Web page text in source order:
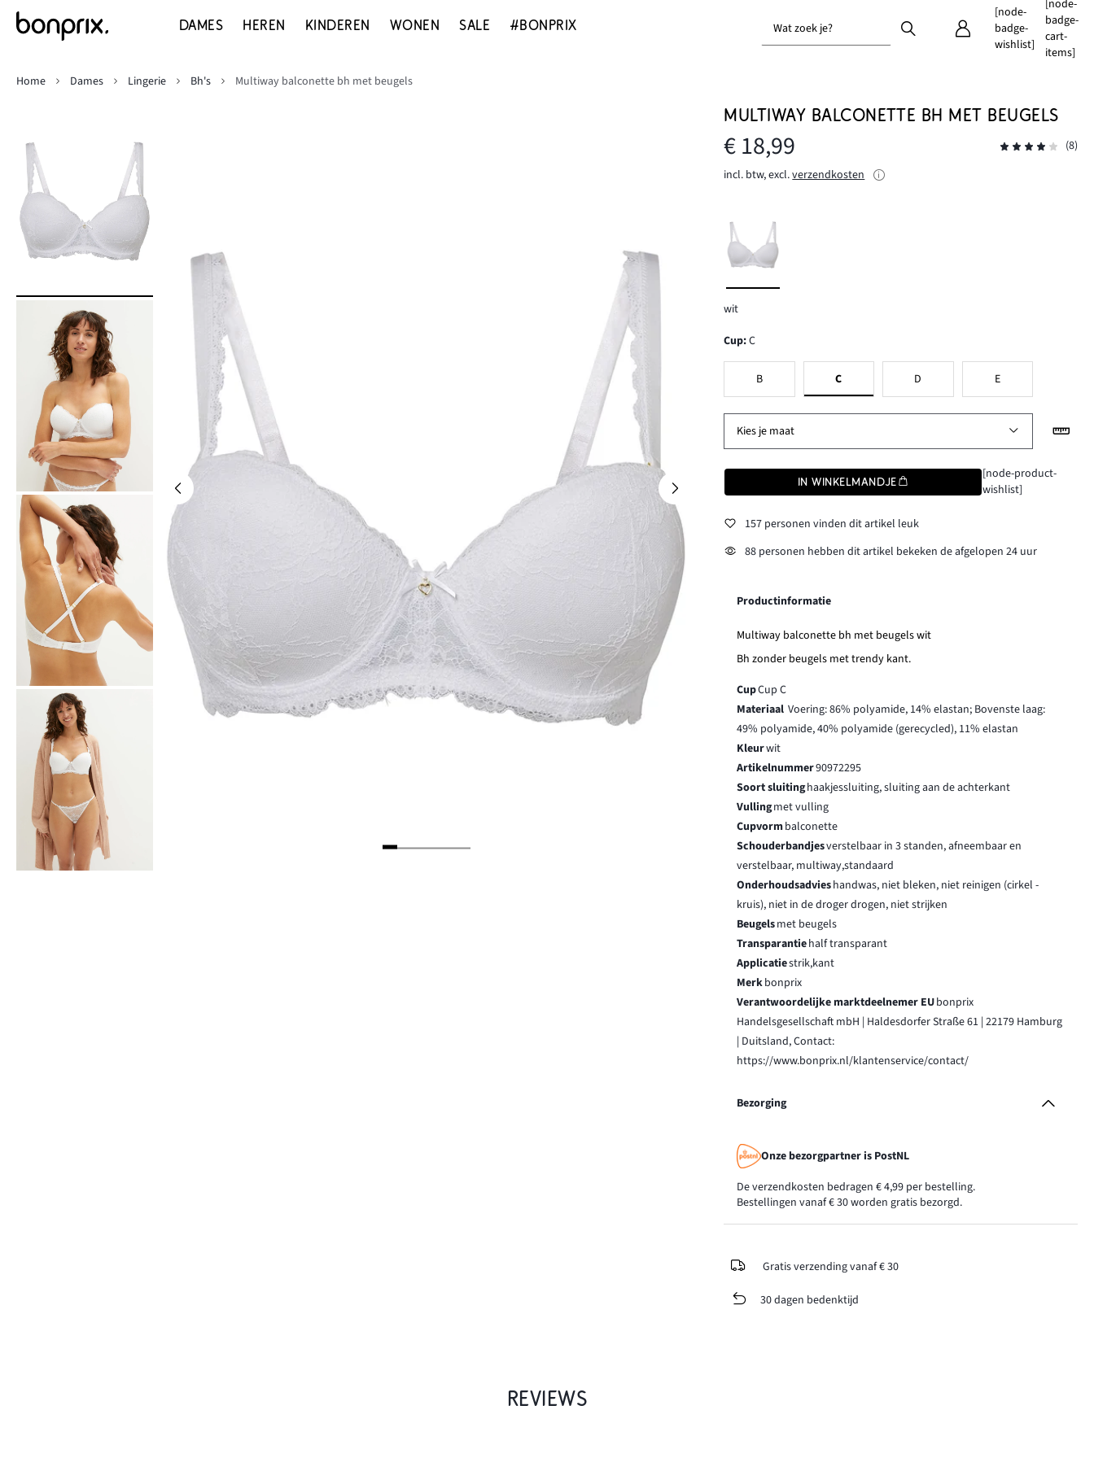
DAMES HEREN KINDEREN WONEN SALE #BONPRIX Wat zoek je?
[node-
badge-
wishlist]
[node-
badge-
cart-
items]
Home
Dames Lingerie Bh's Multiway balconette bh met beugels
MULTIWAY BALCONETTE BH MET BEUGELS
€ 18,99
(8)
incl. btw, excl.verzendkosten
wit
Cup:C
B C D E
Kies je maat
IN WINKELMANDJE
[node-product-
wishlist]
157 personen vinden dit artikel leuk
88 personen hebben dit artikel bekeken de afgelopen 24 uur
Productinformatie
Multiway balconette bh met beugels wit
Bh zonder beugels met trendy kant.
CupCup C
Materiaal Voering: 86% polyamide, 14% elastan; Bovenste laag:
49% polyamide, 40% polyamide (gerecycled), 11% elastan
Kleurwit
Artikelnummer90972295
Soort sluitinghaakjessluiting, sluiting aan de achterkant
Vullingmet vulling
Cupvormbalconette
Schouderbandjesverstelbaar in 3 standen, afneembaar en
verstelbaar, multiway,standaard
Onderhoudsadvieshandwas, niet bleken, niet reinigen (cirkel -
kruis), niet in de droger drogen, niet strijken
Beugelsmet beugels
Transparantiehalf transparant
Applicatiestrik,kant
Merkbonprix
Verantwoordelijke marktdeelnemer EUbonprix
Handelsgesellschaft mbH | Haldesdorfer Straße 61 | 22179 Hamburg
| Duitsland, Contact:
https://www.bonprix.nl/klantenservice/contact/
Bezorging
Onze bezorgpartner is PostNL
De verzendkosten bedragen € 4,99 per bestelling.
Bestellingen vanaf € 30 worden gratis bezorgd.
Gratis verzending vanaf € 30
30 dagen bedenktijd
REVIEWS